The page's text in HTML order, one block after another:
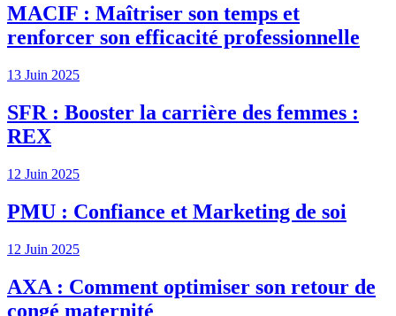
MACIF : Maîtriser son temps et
renforcer son efficacité professionnelle
13 Juin 2025
SFR : Booster la carrière des femmes :
REX
12 Juin 2025
PMU : Confiance et Marketing de soi
12 Juin 2025
AXA : Comment optimiser son retour de
congé maternité